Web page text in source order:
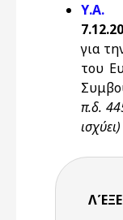
Υ.Α.
για
του
π.δ.
ισχύει)